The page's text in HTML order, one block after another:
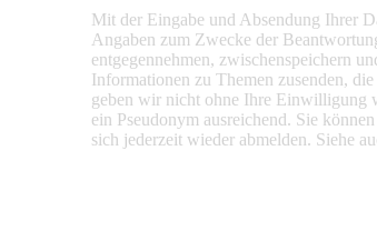
Mit der Eingabe und Absendung Ihrer
Angaben zum Zwecke der
entgegennehmen, zwischenspeichern
Informationen zu Themen zusenden,
geben wir nicht ohne Ihre Einwilligung
ein Pseudonym ausreichend. Sie
sich jederzeit wieder abmelden. Siehe